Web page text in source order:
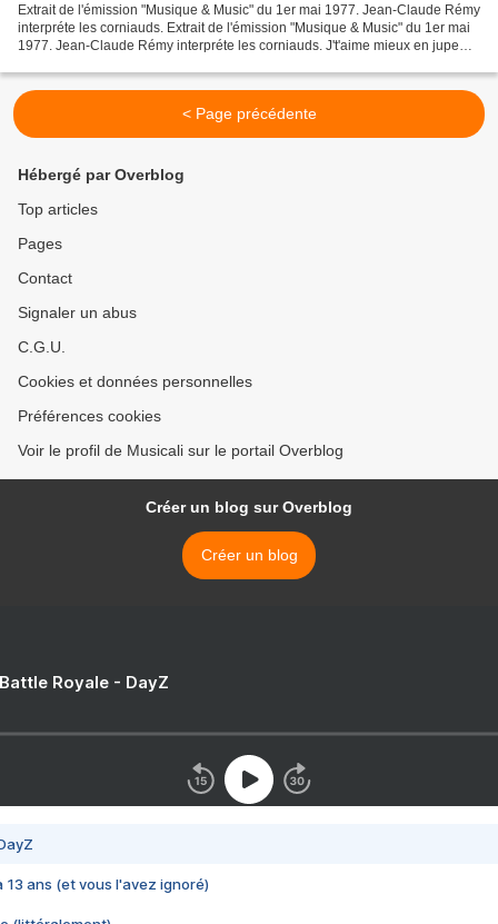
Extrait de l'émission "Musique & Music" du 1er mai 1977. Jean-Claude Rémy
interpréte les corniauds. Extrait de l'émission "Musique & Music" du 1er mai
1977. Jean-Claude Rémy interpréte les corniauds. J't'aime mieux en jupe
< Page précédente
Hébergé par Overblog
Top articles
Pages
Contact
Signaler un abus
C.G.U.
Cookies et données personnelles
Préférences cookies
Voir le profil de Musicali sur le portail Overblog
Créer un blog sur Overblog
Créer un blog
Royale - DayZ
13 ans (et vous l'avez ignoré)